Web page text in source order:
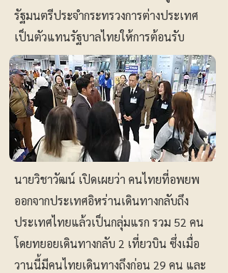
รัฐมนตรีประจำกระทรวงการต่างประเทศ
เป็นตัวแทนรัฐบาลไทยให้การต้อนรับ
นายวิชาวัฒน์ เปิดเผยว่า คนไทยที่อพยพ
ออกจากประเทศอิหร่านเดินทางกลับถึง
ประเทศไทยแล้วเป็นกลุ่มแรก รวม 52 คน
โดยทยอยเดินทางกลับ 2 เที่ยวบิน ซึ่งเมื่อ
วานนี้มีคนไทยเดินทางถึงก่อน 29 คน และ